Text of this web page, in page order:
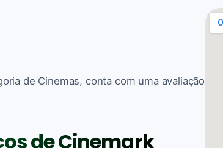
de Cinemas, conta com uma avaliação
de Cinemark